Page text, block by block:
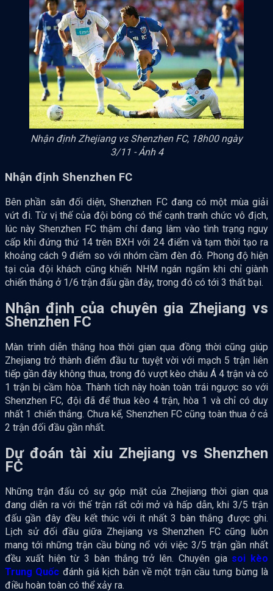
Nhận định Zhejiang vs Shenzhen FC, 18h00 ngày
3/11 - Ảnh 4
Nhận định Shenzhen FC
Bên phần sân đối diện, Shenzhen FC đang có một mùa giải
vứt đi. Từ vị thế của đội bóng có thể cạnh tranh chức vô địch,
lúc này Shenzhen FC thậm chí đang lâm vào tình trạng nguy
cấp khi đứng thứ 14 trên BXH với 24 điểm và tạm thời tạo ra
khoảng cách 9 điểm so với nhóm cầm đèn đỏ. Phong độ hiện
tại của đội khách cũng khiến NHM ngán ngẩm khi chỉ giành
chiến thắng ở 1/6 trận đấu gần đây, trong đó có tới 3 thất bại.
Nhận định của chuyên gia Zhejiang vs
Shenzhen FC
Màn trình diễn thăng hoa thời gian qua đồng thời cũng giúp
Zhejiang trở thành điểm đầu tư tuyệt vời với mạch 5 trận liên
tiếp gần đây không thua, trong đó vượt kèo châu Á 4 trận và có
1 trận bị cầm hòa. Thành tích này hoàn toàn trái ngược so với
Shenzhen FC, đội đã để thua kèo 4 trận, hòa 1 và chỉ có duy
nhất 1 chiến thắng. Chưa kể, Shenzhen FC cũng toàn thua ở cả
2 trận đối đầu gần nhất.
Dự đoán tài xỉu Zhejiang vs Shenzhen
FC
Những trận đấu có sự góp mặt của Zhejiang thời gian qua
đang diễn ra với thế trận rất cởi mở và hấp dẫn, khi 3/5 trận
đấu gần đây đều kết thúc với ít nhất 3 bàn thắng được ghi.
Lịch sử đối đầu giữa Zhejiang vs Shenzhen FC cũng luôn
mang tới những trận cầu bùng nổ với việc 3/5 trận gần nhất
đều xuất hiện từ 3 bàn thắng trở lên. Chuyên gia soi kèo
Trung Quốc đánh giá kịch bản về một trận cầu tưng bừng là
điều hoàn toàn có thể xảy ra.